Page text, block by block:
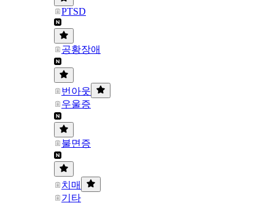
PTSD
공황장애
번아웃
우울증
불면증
치매
기타